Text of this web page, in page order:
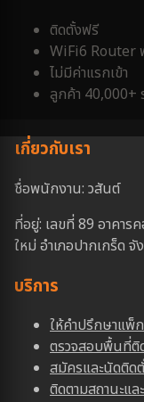
ติดตั้งฟรี
WiFi6 Router
ไม่มีค่าแรกเข้า
ลูกค้า 40,000+
เกี่ยวกับเรา
ชื่อพนักงาน: วสันต์
ที่อยู่: เลขที่ 89 อาคา
ใหม่ อำเภอปากเกร็ด
บริการ
ให้คำปรึกษาแพ็
ตรวจสอบพื้นที่
สมัครและนัดติด
ติดตามสถานะแ